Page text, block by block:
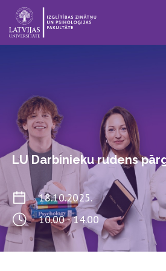
LU Darbinieku rudens
18.10.2025.
10.00 - 14.00